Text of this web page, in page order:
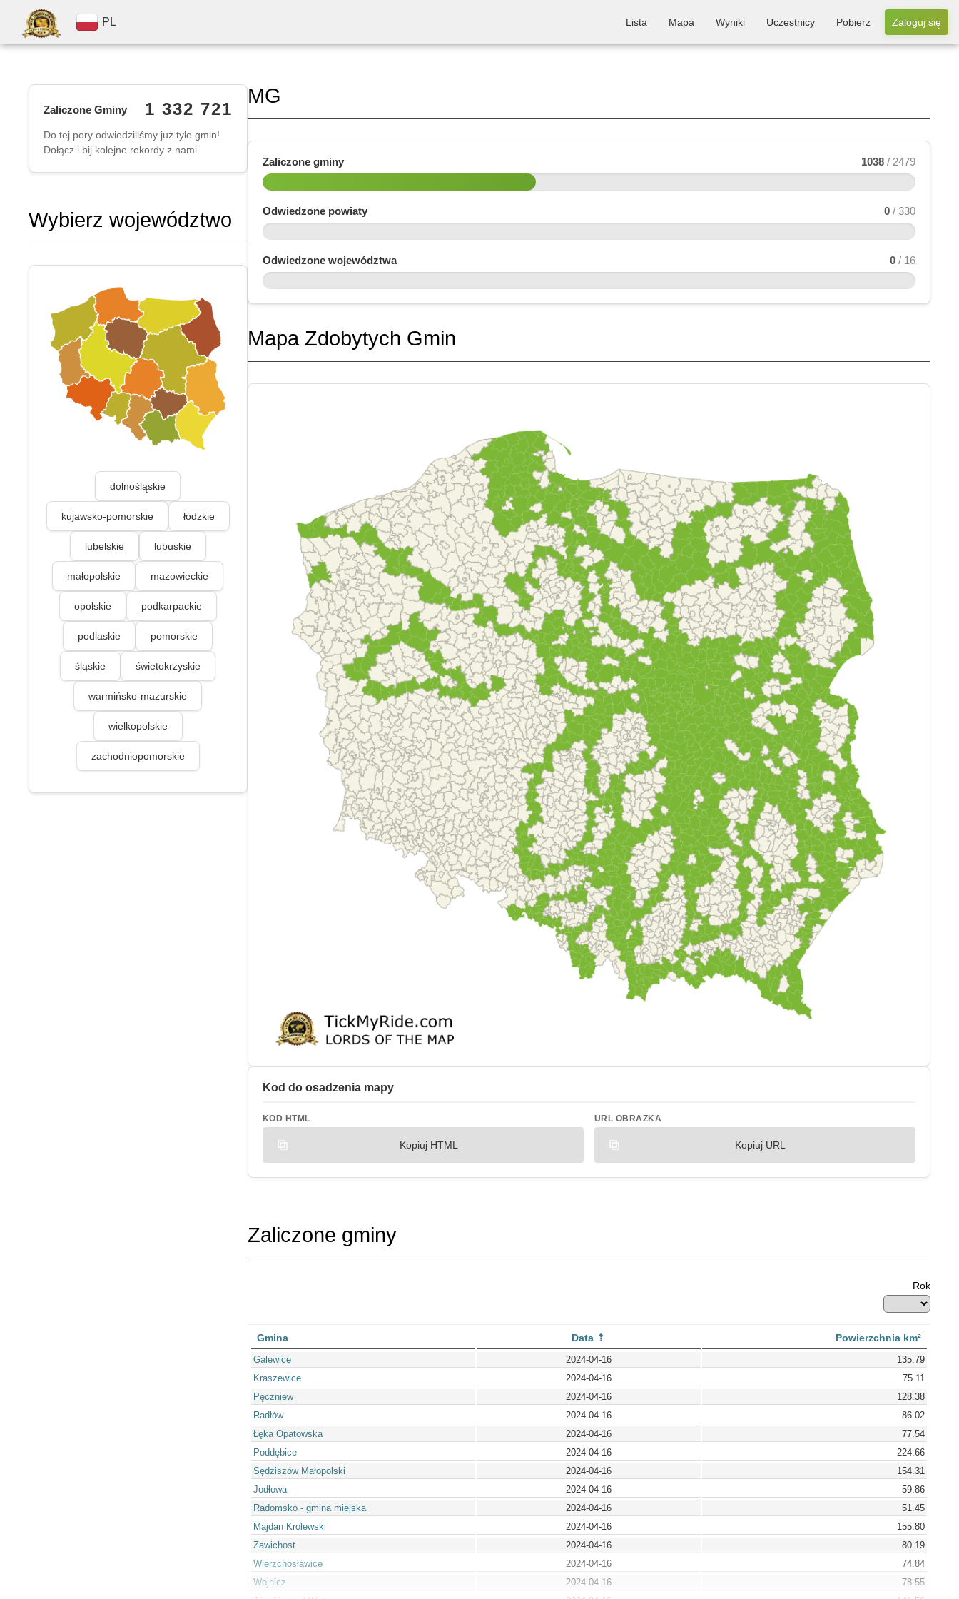
PL Lista Mapa Wyniki Uczestnicy Pobierz Zaloguj się
Zaliczone Gminy 1 332 721
Do tej pory odwiedziliśmy już tyle gmin!
Dołącz i bij kolejne rekordy z nami.
Wybierz województwo
dolnośląskie
kujawsko-pomorskie łódzkie
lubelskie lubuskie
małopolskie mazowieckie
opolskie podkarpackie
podlaskie pomorskie
śląskie świetokrzyskie
warmińsko-mazurskie
wielkopolskie
zachodniopomorskie
MG
Zaliczone gminy 1038 / 2479
Odwiedzone powiaty 0 / 330
Odwiedzone województwa 0 / 16
Mapa Zdobytych Gmin
Kod do osadzenia mapy
KOD HTML
Kopiuj HTML
URL OBRAZKA
Kopiuj URL
Zaliczone gminy
Rok
Gmina Data Powierzchnia km²
Galewice 2024-04-16
135.79
Kraszewice
2024-04-16
75.11
Pęczniew
2024-04-16
128.38
Radłów
2024-04-16
86.02
Łęka Opatowska
2024-04-16
77.54
Poddębice
2024-04-16
224.66
Sędziszów Małopolski
2024-04-16
154.31
Jodłowa
2024-04-16
59.86
Radomsko - gmina miejska
2024-04-16
51.45
Majdan Królewski
2024-04-16
155.80
Zawichost
2024-04-16
80.19
Wierzchosławice
2024-04-16
74.84
Wojnicz
2024-04-16
78.55